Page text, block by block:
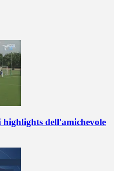
dell'amichevole